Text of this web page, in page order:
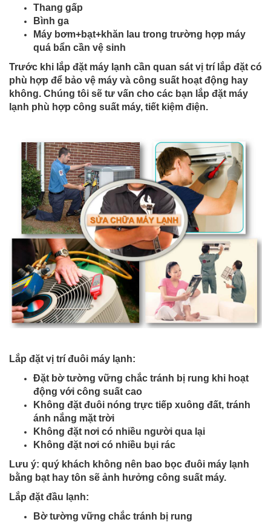
Thang gấp
Bình ga
Máy bơm+bạt+khăn lau trong trường hợp máy
quá bẩn cần vệ sinh
Trước khi lắp đặt máy lạnh cần quan sát vị trí lắp đặt có
phù hợp để bảo vệ máy và công suất hoạt động hay
không. Chúng tôi sẽ tư vấn cho các bạn lắp đặt máy
lạnh phù hợp công suất máy, tiết kiệm điện.
Lắp đặt vị trí đuôi máy lạnh:
Đặt bờ tường vững chắc tránh bị rung khi hoạt
động với công suất cao
Không đặt đuôi nóng trực tiếp xuông đất, tránh
ánh nắng mặt trời
Không đặt nơi có nhiều người qua lại
Không đặt nơi có nhiều bụi rác
Lưu ý: quý khách không nên bao bọc đuôi máy lạnh
bằng bạt hay tôn sẽ ảnh hưởng công suất máy.
Lắp đặt đầu lạnh:
Bờ tường vững chắc tránh bị rung